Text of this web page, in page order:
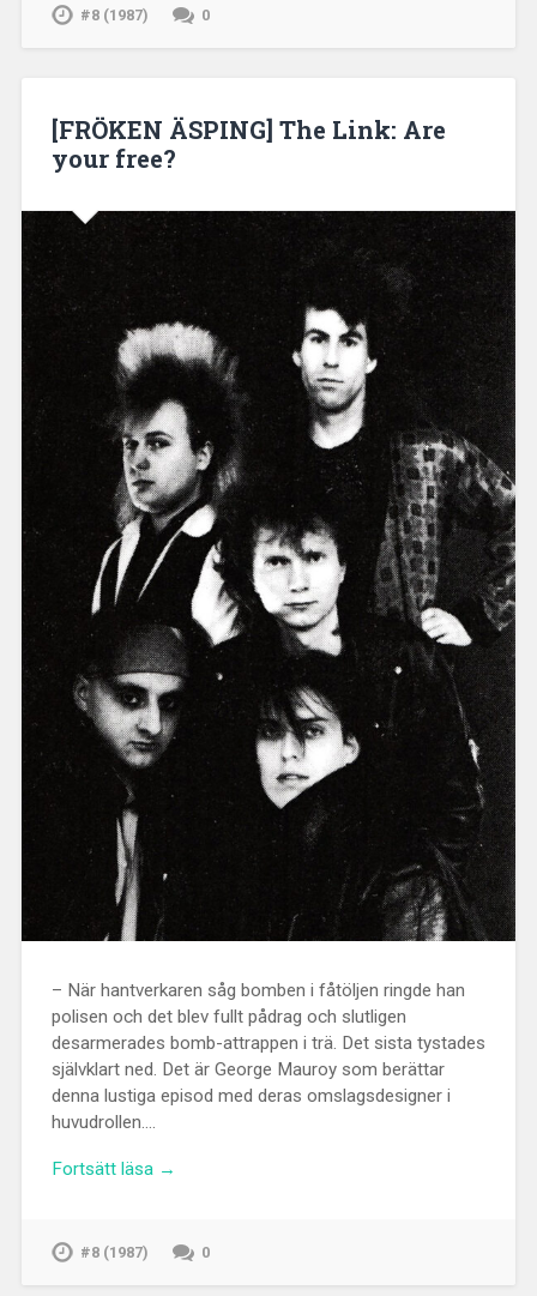
#8 (1987) 0
[FRÖKEN ÄSPING] The Link: Are
your free?
– När hantverkaren såg bomben i fåtöljen ringde han
polisen och det blev fullt pådrag och slutligen
desarmerades bomb-attrappen i trä. Det sista tystades
självklart ned. Det är George Mauroy som berättar
denna lustiga episod med deras omslagsdesigner i
huvudrollen….
Fortsätt läsa →
#8 (1987) 0